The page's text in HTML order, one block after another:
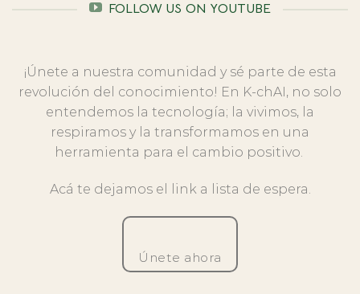
FOLLOW US ON YOUTUBE
¡Únete a nuestra comunidad y sé parte de esta
revolución del conocimiento! En K-chAI, no solo
entendemos la tecnología; la vivimos, la
respiramos y la transformamos en una
herramienta para el cambio positivo.
Acá te dejamos el link a lista de espera.
Únete ahora